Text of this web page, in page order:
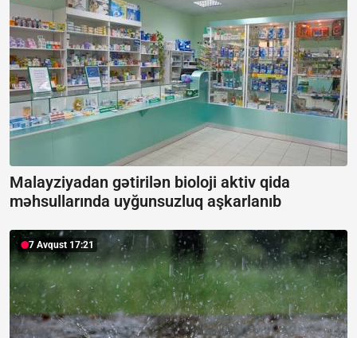
Malayziyadan gətirilən bioloji aktiv qida
məhsullarında uyğunsuzluq aşkarlanıb
7 Avqust 17:21